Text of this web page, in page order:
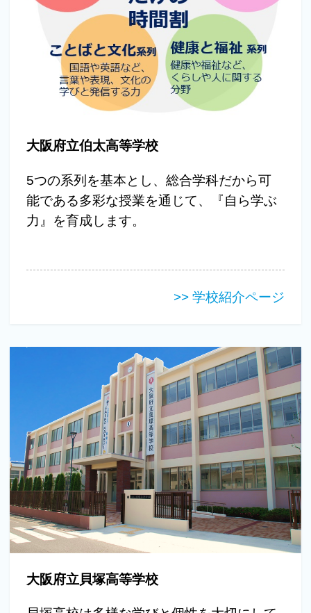
大阪府立伯太高等学校
5つの系列を基本とし、総合学科だから可
能である多彩な授業を通じて、『自ら学ぶ
力』を育成します。
>> 学校紹介ページ
大阪府立貝塚高等学校